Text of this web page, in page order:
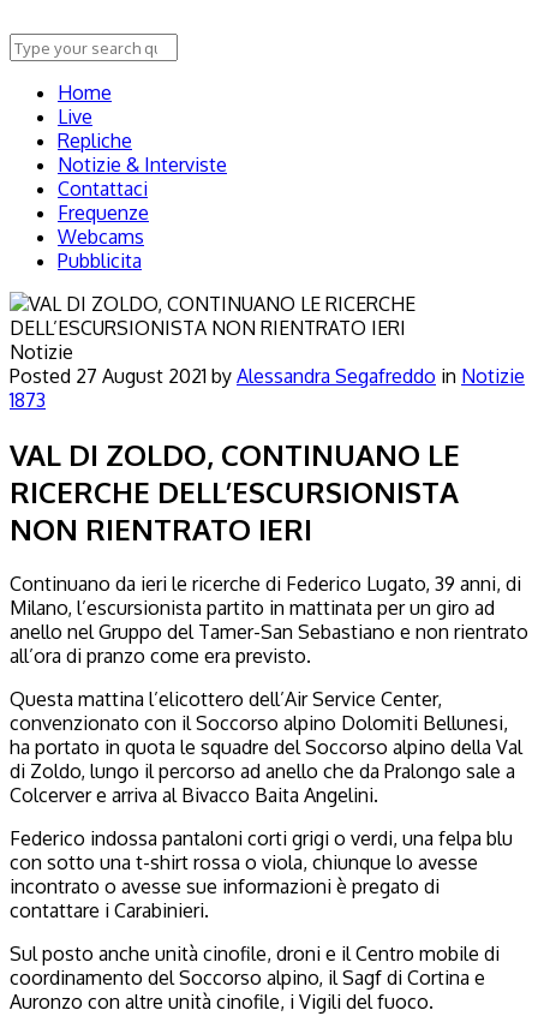
Home
Live
Repliche
Notizie & Interviste
Contattaci
Frequenze
Webcams
Pubblicita
Notizie
Posted 27 August 2021 by Alessandra Segafreddo in Notizie
1873
VAL DI ZOLDO, CONTINUANO LE
RICERCHE DELL’ESCURSIONISTA
NON RIENTRATO IERI
Continuano da ieri le ricerche di Federico Lugato, 39 anni, di
Milano, l’escursionista partito in mattinata per un giro ad
anello nel Gruppo del Tamer-San Sebastiano e non rientrato
all’ora di pranzo come era previsto.
Questa mattina l’elicottero dell’Air Service Center,
convenzionato con il Soccorso alpino Dolomiti Bellunesi,
ha portato in quota le squadre del Soccorso alpino della Val
di Zoldo, lungo il percorso ad anello che da Pralongo sale a
Colcerver e arriva al Bivacco Baita Angelini.
Federico indossa pantaloni corti grigi o verdi, una felpa blu
con sotto una t-shirt rossa o viola, chiunque lo avesse
incontrato o avesse sue informazioni è pregato di
contattare i Carabinieri.
Sul posto anche unità cinofile, droni e il Centro mobile di
coordinamento del Soccorso alpino, il Sagf di Cortina e
Auronzo con altre unità cinofile, i Vigili del fuoco.